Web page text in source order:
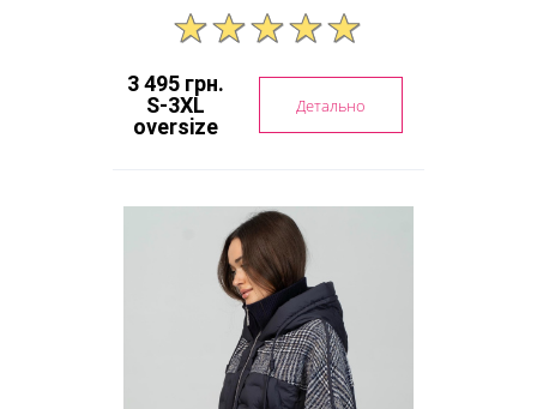
3 495 грн.
S-3XL
oversize
Детально